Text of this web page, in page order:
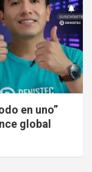
en uno”
global